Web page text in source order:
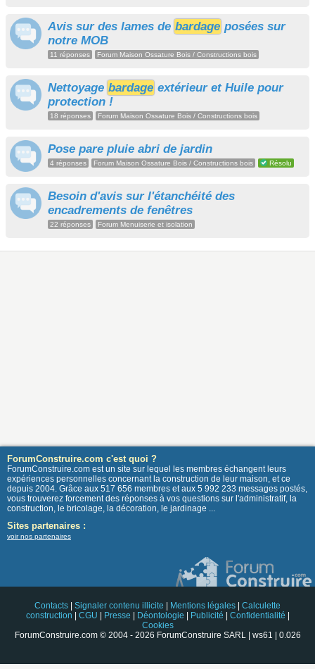
Avis sur des lames de bardage posées sur
notre MOB
11 réponses Forum Maison Ossature Bois / Constructions bois
Nettoyage bardage extérieur et Huile pour
protection !
18 réponses Forum Maison Ossature Bois / Constructions bois
Pose pare pluie abri de jardin
4 réponses Forum Maison Ossature Bois / Constructions bois Résolu
Besoin d'avis sur l'étanchéité des
encadrements de fenêtres
22 réponses Forum Menuiserie et isolation
ForumConstruire.com c'est quoi ?
ForumConstruire.com est un site sur lequel les membres échangent leurs
expériences personnelles concernant la construction de leur maison, et ce
depuis 2004. Grâce aux 517 656 membres et aux 5 992 233 messages postés,
vous trouverez forcement des réponses à vos questions sur l'administratif, la
construction, le bricolage, la décoration, le jardinage ...
Sites partenaires :
voir nos partenaires
Contacts Signaler contenu illicite Mentions légales
Calculette
construction
CGU Presse Déontologie Publicité Confidentialité
Cookies
ForumConstruire.com © 2004 - 2026 ForumConstruire SARL | ws61 | 0.026